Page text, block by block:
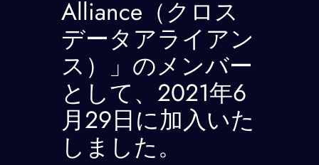
Alliance（クロス
データアライアン
ス）」のメンバー
として、2021年6
月29日に加入いた
しました。